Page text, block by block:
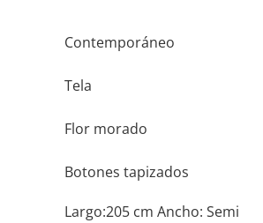
Contemporáneo
Tela
Flor morado
Botones tapizados
Largo:205 cm Ancho: Semi